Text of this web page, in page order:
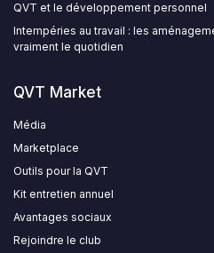
QVT et le développement personnel
Intempéries au travail : les
vraiment le quotidien
QVT Market
Média
Marketplace
Outils pour la QVT
Kit entretien annuel
Avantages sociaux
Rejoindre le club